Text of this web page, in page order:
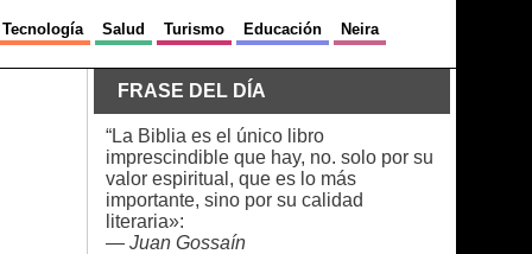
Tecnología Salud Turismo Educación Neira
FRASE DEL DÍA
“La Biblia es el único libro
imprescindible que hay, no. solo por su
valor espiritual, que es lo más
importante, sino por su calidad
literaria»:
— Juan Gossaín